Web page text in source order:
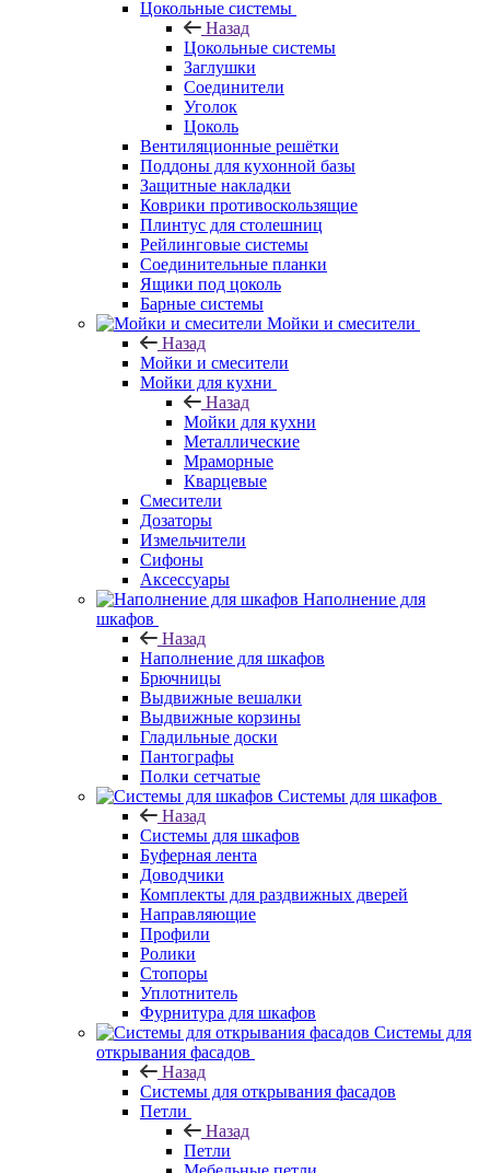
Цокольные системы
Назад
Цокольные системы
Заглушки
Соединители
Уголок
Цоколь
Вентиляционные решётки
Поддоны для кухонной базы
Защитные накладки
Коврики противоскользящие
Плинтус для столешниц
Рейлинговые системы
Соединительные планки
Ящики под цоколь
Барные системы
Мойки и смесители
Назад
Мойки и смесители
Мойки для кухни
Назад
Мойки для кухни
Металлические
Мраморные
Кварцевые
Смесители
Дозаторы
Измельчители
Сифоны
Аксессуары
Наполнение для
шкафов
Назад
Наполнение для шкафов
Брючницы
Выдвижные вешалки
Выдвижные корзины
Гладильные доски
Пантографы
Полки сетчатые
Системы для шкафов
Назад
Системы для шкафов
Буферная лента
Доводчики
Комплекты для раздвижных дверей
Направляющие
Профили
Ролики
Стопоры
Уплотнитель
Фурнитура для шкафов
Системы для
открывания фасадов
Назад
Системы для открывания фасадов
Петли
Назад
Петли